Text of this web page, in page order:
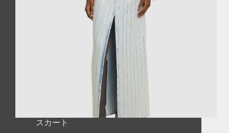
スカート